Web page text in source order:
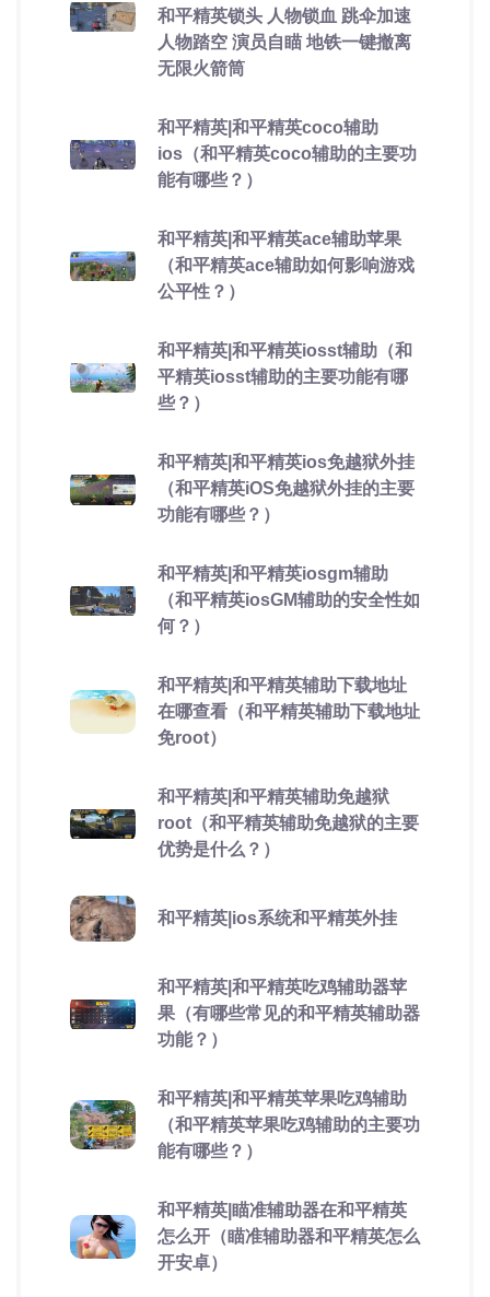
和平精英锁头 人物锁血 跳伞加速
人物踏空 演员自瞄 地铁一键撤离
无限火箭筒
和平精英|和平精英coco辅助
ios（和平精英coco辅助的主要功
能有哪些？）
和平精英|和平精英ace辅助苹果
（和平精英ace辅助如何影响游戏
公平性？）
和平精英|和平精英iosst辅助（和
平精英iosst辅助的主要功能有哪
些？）
和平精英|和平精英ios免越狱外挂
（和平精英iOS免越狱外挂的主要
功能有哪些？）
和平精英|和平精英iosgm辅助
（和平精英iosGM辅助的安全性如
何？）
和平精英|和平精英辅助下载地址
在哪查看（和平精英辅助下载地址
免root）
和平精英|和平精英辅助免越狱
root（和平精英辅助免越狱的主要
优势是什么？）
和平精英|ios系统和平精英外挂
和平精英|和平精英吃鸡辅助器苹
果（有哪些常见的和平精英辅助器
功能？）
和平精英|和平精英苹果吃鸡辅助
（和平精英苹果吃鸡辅助的主要功
能有哪些？）
和平精英|瞄准辅助器在和平精英
怎么开（瞄准辅助器和平精英怎么
开安卓）